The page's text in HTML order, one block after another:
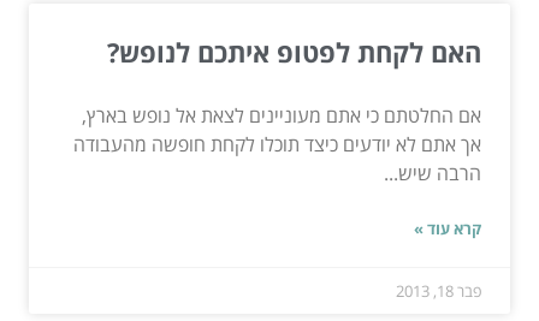
האם לקחת לפטופ איתכם לנופש?
אם החלטתם כי אתם מעוניינים לצאת אל נופש בארץ,
אך אתם לא יודעים כיצד תוכלו לקחת חופשה מהעבודה
הרבה שיש...
קרא עוד »
פבר 18, 2013